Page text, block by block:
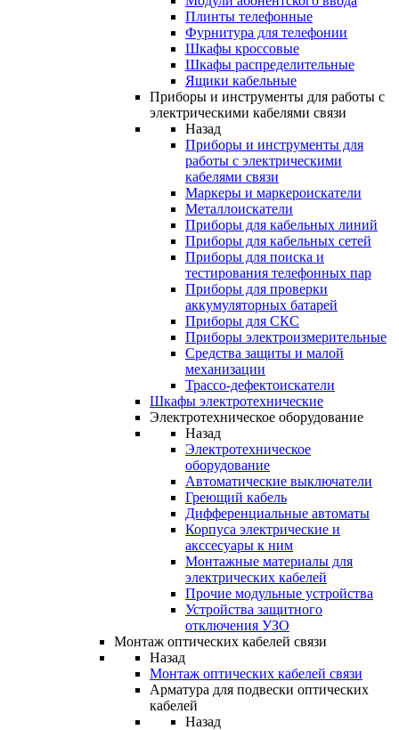
Плинты телефонные
Фурнитура для телефонии
Шкафы кроссовые
Шкафы распределительные
Ящики кабельные
Приборы и инструменты для работы с
электрическими кабелями связи
Назад
Приборы и инструменты для
работы с электрическими
кабелями связи
Маркеры и маркероискатели
Металлоискатели
Приборы для кабельных линий
Приборы для кабельных сетей
Приборы для поиска и
тестирования телефонных пар
Приборы для проверки
аккумуляторных батарей
Приборы для СКС
Приборы электроизмерительные
Средства защиты и малой
механизации
Трассо-дефектоискатели
Шкафы электротехнические
Электротехническое оборудование
Назад
Электротехническое
оборудование
Автоматические выключатели
Греющий кабель
Дифференциальные автоматы
Корпуса электрические и
акссесуары к ним
Монтажные материалы для
электрических кабелей
Прочие модульные устройства
Устройства защитного
отключения УЗО
Монтаж оптических кабелей связи
Назад
Монтаж оптических кабелей связи
Арматура для подвески оптических
кабелей
Назад